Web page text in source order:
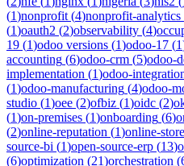
(1)nonprofit (4)nonprofit-analytics
(1)oauth2 (2)observability (4)
19 (1)odoo versions (1)odoo-17 (1
accounting (6)odoo-crm (5)odoo-
implementation (1)odoo-
(1)odoo-manufacturing (4)odoo-
studio (1)oee (2)ofbiz (1)oidc (2)
(1)on-premises (1)onboarding (6)
(2)online-reputation (1)online-
source-bi (1)open-source-erp (13)
(6)optimization (21)orchestration (